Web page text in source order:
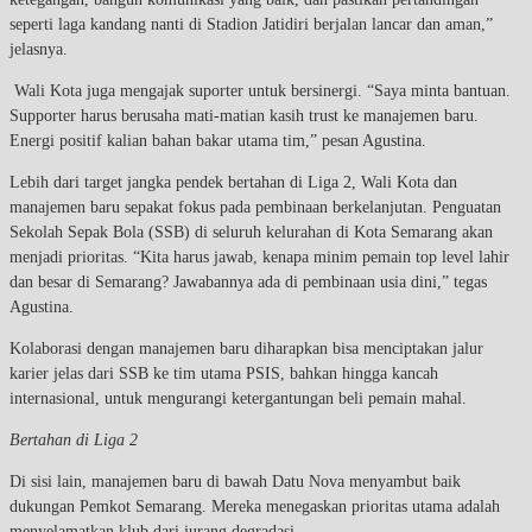
seperti laga kandang nanti di Stadion Jatidiri berjalan lancar dan aman,”
jelasnya.
Wali Kota juga mengajak suporter untuk bersinergi. “Saya minta bantuan.
Supporter harus berusaha mati-matian kasih trust ke manajemen baru.
Energi positif kalian bahan bakar utama tim,” pesan Agustina.
Lebih dari target jangka pendek bertahan di Liga 2, Wali Kota dan
manajemen baru sepakat fokus pada pembinaan berkelanjutan. Penguatan
Sekolah Sepak Bola (SSB) di seluruh kelurahan di Kota Semarang akan
menjadi prioritas. “Kita harus jawab, kenapa minim pemain top level lahir
dan besar di Semarang? Jawabannya ada di pembinaan usia dini,” tegas
Agustina.
Kolaborasi dengan manajemen baru diharapkan bisa menciptakan jalur
karier jelas dari SSB ke tim utama PSIS, bahkan hingga kancah
internasional, untuk mengurangi ketergantungan beli pemain mahal.
Bertahan di Liga 2
Di sisi lain, manajemen baru di bawah Datu Nova menyambut baik
dukungan Pemkot Semarang. Mereka menegaskan prioritas utama adalah